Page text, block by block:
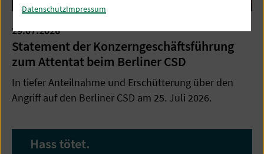
29.07.2026
Statement der Konzerngeschäftsführung
zum Attentat beim Berliner CSD
In tiefer Anteilnahme und Erschütterung über den
Angriff auf den Berliner CSD am 25. Juli 2026.
DatenschutzImpressum